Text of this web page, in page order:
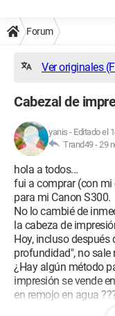
Forum
Ver originales
Cabezal de
yanis - Editado el
Trand49 -29
hola a todos...
fui a comprar (con
para mi Canon S300.
No lo cambié de
la cabeza de
Hoy, incluso después
profundidad", no sale
¿Hay algún método
impresión se vende
en remojo en agua
gracias de antemano